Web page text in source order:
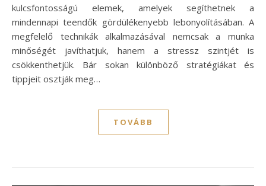
kulcsfontosságú elemek, amelyek segíthetnek a
mindennapi teendők gördülékenyebb lebonyolításában. A
megfelelő technikák alkalmazásával nemcsak a munka
minőségét javíthatjuk, hanem a stressz szintjét is
csökkenthetjük. Bár sokan különböző stratégiákat és
tippjeit osztják meg…
TOVÁBB